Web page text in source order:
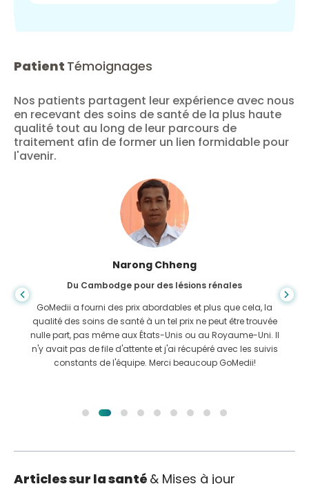
Patient Témoignages
Nos patients partagent leur expérience avec nous
en recevant des soins de santé de la plus haute
qualité tout au long de leur parcours de
traitement afin de former un lien formidable pour
l'avenir.
Shanda Das
Du Bangladesh pour la gastro-entérologie
J'ai remercié mon fils et la brillante équipe de GoMedii qui
m'ont aidé dans mon voyage du Bangladesh vers l'Inde
pour me faire soigner. Nous avons fait le bon choix en
choisissant GoMedii. Même après le traitement, ils gardent
un excellent lien avec nous
Articles sur la santé & Mises à jour